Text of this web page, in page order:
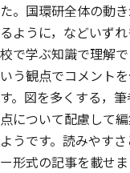
た。国環研全体の動
るように，などいず
校で学ぶ知識で理解
いう観点でコメント
す。図を多くする，
点について配慮して
ようです。読みやす
ー形式の記事を載せ